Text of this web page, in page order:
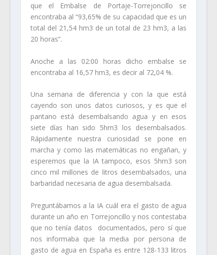
que el Embalse de Portaje-Torrejoncillo se
encontraba al “93,65% de su capacidad que es un
total del 21,54 hm3 de un total de 23 hm3, a las
20 horas”.
Anoche a las 02:00 horas dicho embalse se
encontraba al 16,57 hm3, es decir al 72,04 %.
Una semana de diferencia y con la que está
cayendo son unos datos curiosos, y es que el
pantano está desembalsando agua y en esos
siete días han sido 5hm3 los desembalsados.
Rápidamente nuestra curiosidad se pone en
marcha y como las matemáticas no engañan, y
esperemos que la IA tampoco, esos 5hm3 son
cinco mil millones de litros desembalsados, una
barbaridad necesaria de agua desembalsada.
Preguntábamos a la IA cuál era el gasto de agua
durante un año en Torrejoncillo y nos contestaba
que no tenía datos documentados, pero sí que
nos informaba que la media por persona de
gasto de agua en España es entre 128-133 litros